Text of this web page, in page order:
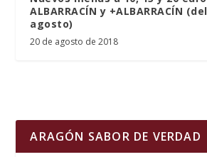
ALBARRACÍN y +ALBARRACÍN
agosto)
20 de agosto de 2018
ARAGÓN SABOR DE VERDAD